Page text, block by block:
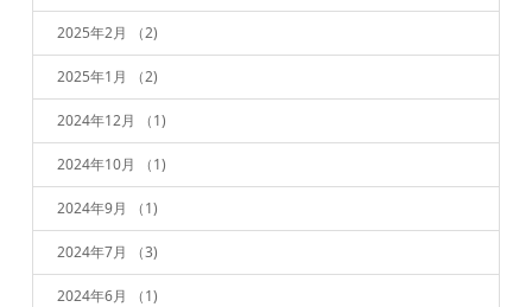
2025年2月 （2)
2025年1月 （2)
2024年12月 （1)
2024年10月 （1)
2024年9月 （1)
2024年7月 （3)
2024年6月 （1)